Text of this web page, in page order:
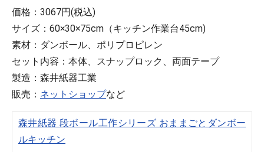
価格：3067円(税込)
サイズ：60×30×75cm（キッチン作業台45cm)
素材：ダンボール、ポリプロピレン
セット内容：本体、スナップロック、両面テープ
製造：森井紙器工業
販売： ネットショップなど
森井紙器 段ボール工作シリーズ おままごとダンボー
ルキッチン